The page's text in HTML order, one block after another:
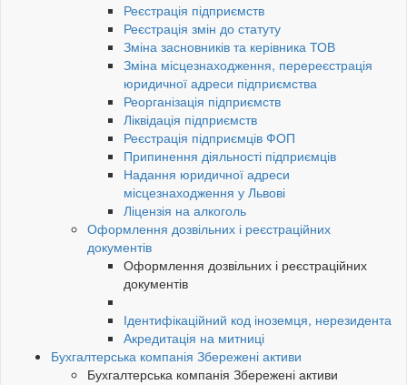
Реєстрація підприємств
Реєстрація змін до статуту
Зміна засновників та керівника ТОВ
Зміна місцезнаходження, перереєстрація
юридичної адреси підприємства
Реорганізація підприємств
Ліквідація підприємств
Реєстрація підприємців ФОП
Припинення діяльності підприємців
Надання юридичної адреси
місцезнаходження у Львові
Ліцензія на алкоголь
Оформлення дозвільних і реєстраційних
документів
Оформлення дозвільних і реєстраційних
документів
Ідентифікаційний код іноземця, нерезидента
Акредитація на митниці
Бухгалтерська компанія Збережені активи
Бухгалтерська компанія Збережені активи